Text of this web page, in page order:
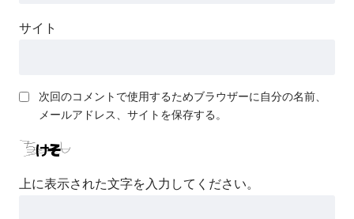
サイト
次回のコメントで使用するためブラウザーに自分の名前、
メールアドレス、サイトを保存する。
上に表示された文字を入力してください。